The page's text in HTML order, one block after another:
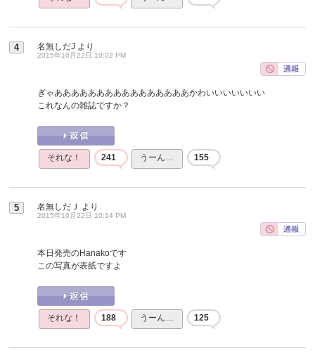
4 名無しだJ より
2015年10月22日 10:02 PM
ぎゃああああああああああああああああかわいいいいいいい
これなんの雑誌ですか？
それな！ 241 うーん… 155
5 名無しだＪ より
2015年10月22日 10:14 PM
本日発売のHanakoです
この写真が表紙ですよ
それな！ 188 うーん… 125